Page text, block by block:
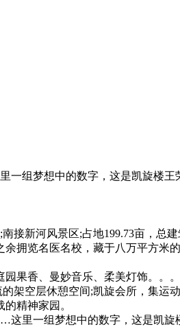
组梦想中的数字，这是凯旋楼王
新河风景区;占地199.73亩，总
拥览名医名校，藏于八万平方米
香、曼妙音乐、柔美灯饰。。
空层休憩空间;凯旋会所，集运
精神家园。
里一组梦想中的数字，这是凯旋